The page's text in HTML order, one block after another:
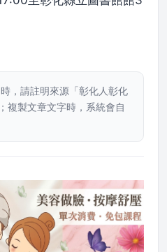
，請註明來源「彰化人彰化
；複製文章文字時，系統會自